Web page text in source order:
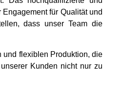
für Qualität und
dass unser Team die
und flexiblen Produktion, die
Kunden nicht nur zu